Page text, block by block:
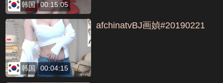
韩国 00:15:05
韩国 00:04:15
afchinatvBJ画媜#20190221